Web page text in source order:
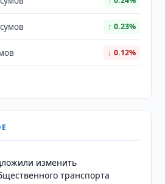
↑ 0.23%
↓ 0.12%
изменить
транспорта